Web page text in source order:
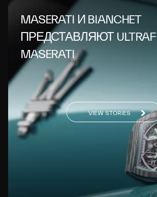
MASERATI И BIANCHET
ПРЕДСТАВЛЯЮТ
MASERATI
VIEW STORIES